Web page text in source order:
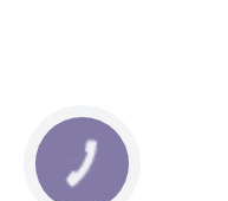
КНОПКА
ЗВ'ЯЗКУ